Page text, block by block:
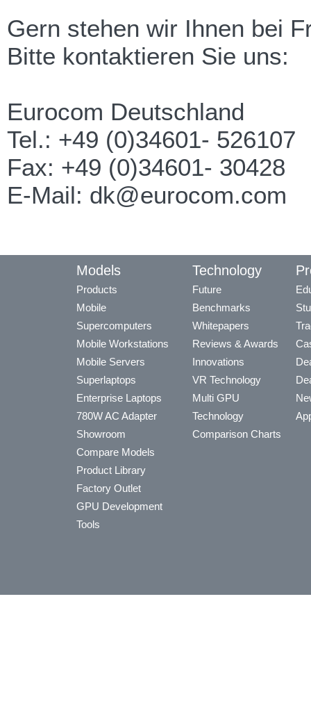
Gern stehen wir Ihnen bei
Bitte kontaktieren Sie uns:
Eurocom Deutschland
Tel.: +49 (0)34601- 526107
Fax: +49 (0)34601- 30428
E-Mail: dk@eurocom.com
Models
Products
Mobile
Supercomputers
Mobile Workstations
Mobile Servers
Superlaptops
Enterprise Laptops
780W AC Adapter
Showroom
Compare Models
Product Library
Factory Outlet
GPU Development
Tools
Technology
Future
Benchmarks
Whitepapers
Reviews & Awards
Innovations
VR Technology
Multi GPU
Technology
Comparison Charts